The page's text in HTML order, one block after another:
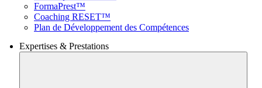
FormaPrest™
Coaching RESET™
Plan de Développement des Compétences
Expertises & Prestations